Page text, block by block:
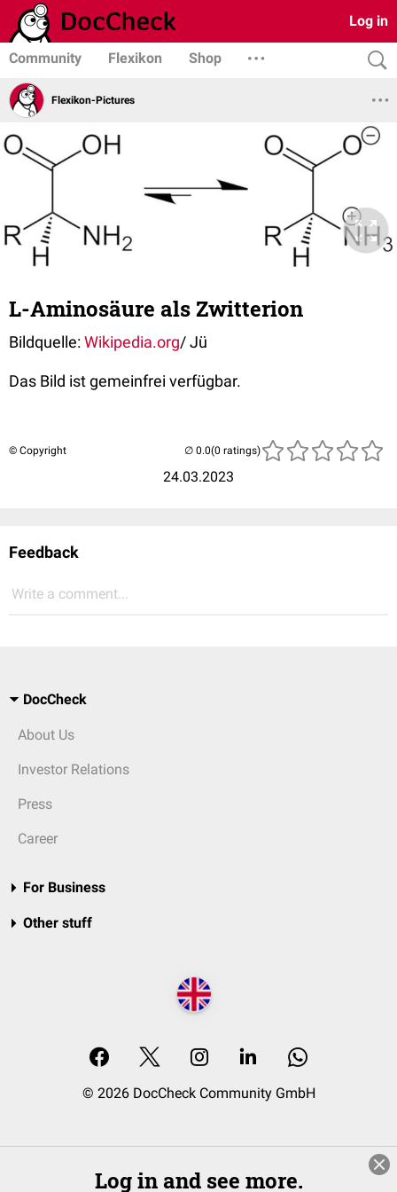
Log in
Community Flexikon Shop
Flexikon-Pictures
L-Aminosäure als Zwitterion
Bildquelle:Wikipedia.org/ Jü
Das Bild ist gemeinfrei verfügbar.
© Copyright
24.03.2023
(0 ratings)
Feedback
Write a comment...
DocCheck
About Us
Investor Relations
Press
Career
For Business
Other stuff
© 2026 DocCheck Community GmbH
Log in and see more.